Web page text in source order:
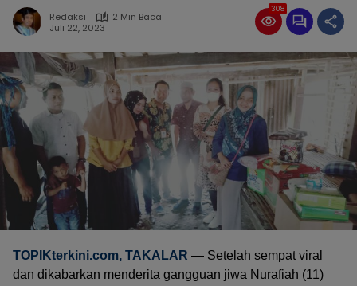
Redaksi
2 Min Baca
Juli 22, 2023
308
TOPIKterkini.com, TAKALAR — Setelah sempat viral
dan dikabarkan menderita gangguan jiwa Nurafiah (11)